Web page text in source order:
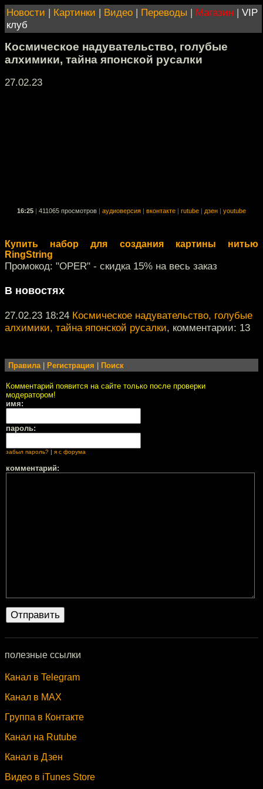
Новости | Картинки | Видео | Переводы | Магазин | VIP
клуб
Космическое надувательство, голубые
алхимики, тайна японской русалки
27.02.23
16:25 411065 просмотров аудиоверсия вконтакте rutube дзен youtube
Купить набор для создания картины нитью
RingString
Промокод: "OPER" - скидка 15% на весь заказ
В новостях
27.02.23 18:24 Космическое надувательство, голубые
алхимики, тайна японской русалки, комментарии: 13
Правила| Регистрация Поиск
Комментарий появится на сайте только после проверки
модератором!
имя:
пароль:
забыл пароль? я с форума
комментарий:
полезные ссылки
Канал в Telegram
Канал в MAX
Группа в Контакте
Канал на Rutube
Канал в Дзен
Видео в iTunes Store